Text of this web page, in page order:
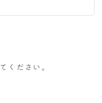
ください。